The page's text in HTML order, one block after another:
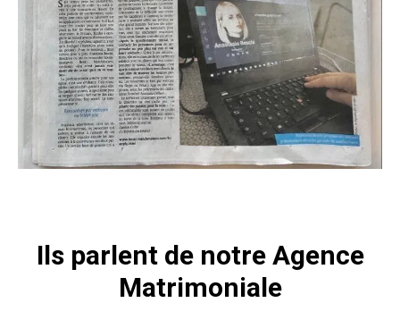
Ils parlent de notre Agence
Matrimoniale